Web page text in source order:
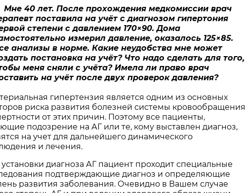
Мне 40 лет. После прохождения медкомиссии врач
поставила на учёт с диагнозом гипертония
степени с давлением 170×90. Дома
измерил давление, оказалось 125×85.
анализы в норме. Какие неудобства мне может
постановка на учёт? Что надо сделать для того,
меня сняли с учёта? Имела ли право врач
на учёт после двух проверок давления?
гипертензия является одним из основных
риска развития болезней системы кровообращения
от этих причин. Поэтому все пациенты,
подозрение на АГ или те, кому выставлен диагноз,
на учет для дальнейшего динамического
и лечения.
диагноза АГ пациент проходит специальные
подтверждающие диагноз и определяющие
развития заболевания. Очевидно в Вашем случае